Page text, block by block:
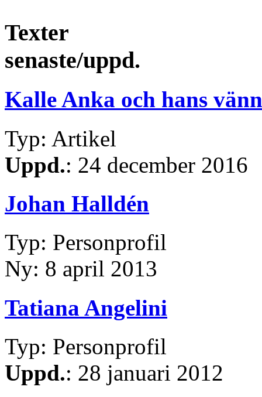
Texter
senaste/uppd.
Kalle Anka och hans
Typ: Artikel
Uppd.: 24 december 2016
Johan Halldén
Typ: Personprofil
Ny: 8 april 2013
Tatiana Angelini
Typ: Personprofil
Uppd.: 28 januari 2012